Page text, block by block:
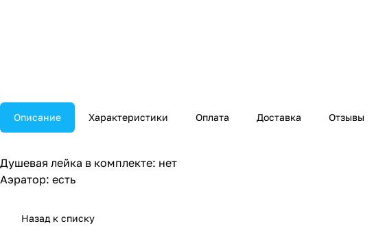
Описание Характеристики Оплата Доставка Отзывы
Душевая лейка в комплекте: нет
Аэратор: есть
Назад к списку